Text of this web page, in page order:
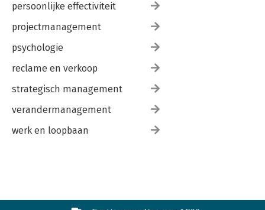
persoonlijke effectiviteit
projectmanagement
psychologie
reclame en verkoop
strategisch management
verandermanagement
werk en loopbaan